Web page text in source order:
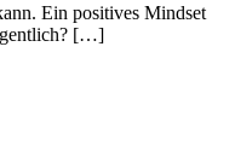
Ein positives Mindset
[…]